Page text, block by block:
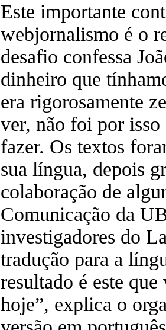
Este importante
webjornalismo é o
desafio confessa
dinheiro que
era rigorosamente
ver, não foi por isso
fazer. Os textos
sua língua, depois
colaboração de
Comunicação da
investigadores do
tradução para a
resultado é este que
hoje”, explica o